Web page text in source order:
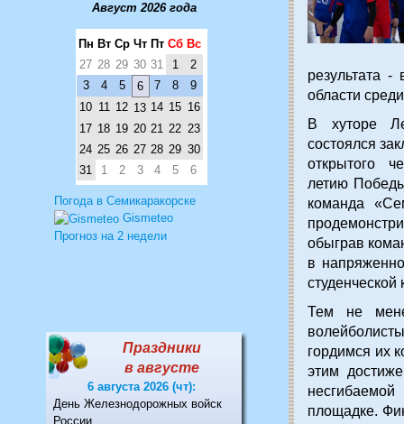
Август 2026 года
Пн Вт Ср Чт Пт Сб Вс
27 28 29 30 31 1
2
3
4 5 6 7 8
9
10 11 12 13 14 15 16
17 18 19 20 21 22 23
24 25 26 27 28 29 30
31
1 2 3 4 5 6
Погода в Семикаракорске
Gismeteo
Прогноз на 2 недели
Праздники
в августе
6 августа 2026 (чт):
День Железнодорожных войск
России
результата
области
В хуторе
состоялся
открытого
летию
команда
обыграв
в
Тем не
гордимся их
этим
площадке.